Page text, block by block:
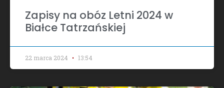
Zapisy na obóz Letni 2024 w
Białce Tatrzańskiej
22 marca 2024 13:54